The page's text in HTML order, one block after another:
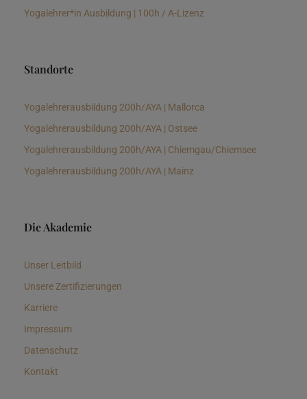
Yogalehrer*in Ausbildung | 100h / A-Lizenz
Standorte
Yogalehrerausbildung 200h/AYA | Mallorca
Yogalehrerausbildung 200h/AYA | Ostsee
Yogalehrerausbildung 200h/AYA | Chiemgau/Chiemsee
Yogalehrerausbildung 200h/AYA | Mainz
Die Akademie
Unser Leitbild
Unsere Zertifizierungen
Karriere
Impressum
Datenschutz
Kontakt